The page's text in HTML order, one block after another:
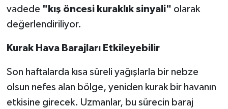
vadede "kış öncesi kuraklık sinyali" olarak
değerlendiriliyor.
Kurak Hava Barajları Etkileyebilir
Son haftalarda kısa süreli yağışlarla bir nebze
olsun nefes alan bölge, yeniden kurak bir havanın
etkisine girecek. Uzmanlar, bu sürecin baraj